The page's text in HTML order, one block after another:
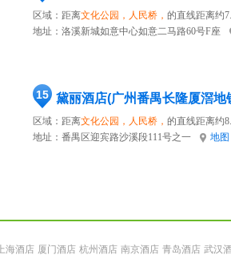
区域：距离文化公园，人民桥， 的直线距离约
地址： 洛溪新城如意中心如意二马路60号F座
15 黛丽酒店(广州番禺长隆厦滘地
区域：距离文化公园，人民桥， 的直线距离约
地址： 番禺区迎宾路沙溪段111号之一 地图
上海酒店 厦门酒店 杭州酒店 南京酒店 青岛酒店 武汉